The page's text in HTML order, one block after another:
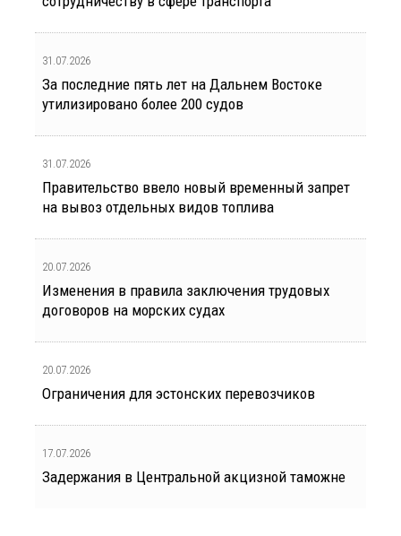
31.07.2026
За последние пять лет на Дальнем Востоке
утилизировано более 200 судов
31.07.2026
Правительство ввело новый временный запрет
на вывоз отдельных видов топлива
20.07.2026
Изменения в правила заключения трудовых
договоров на морских судах
20.07.2026
Ограничения для эстонских перевозчиков
17.07.2026
Задержания в Центральной акцизной таможне